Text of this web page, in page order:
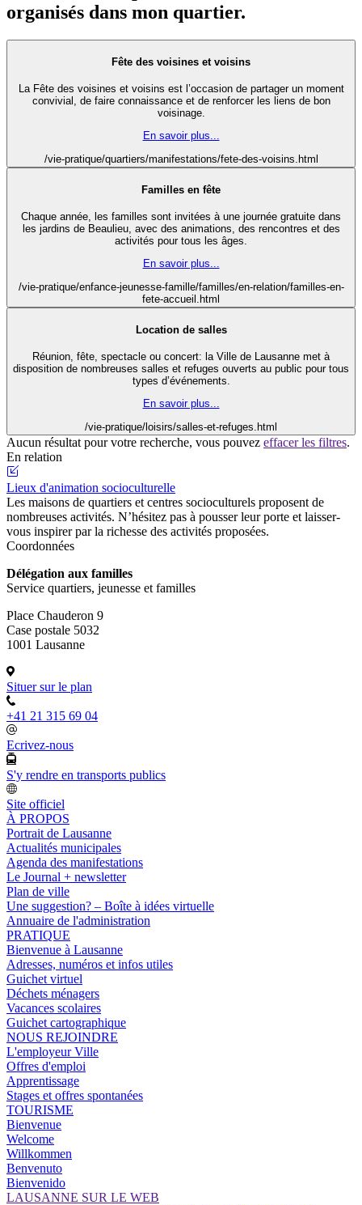
organisés dans mon quartier.
Fête des voisines et voisins
La Fête des voisines et voisins est l’occasion de partager un moment
convivial, de faire connaissance et de renforcer les liens de bon
voisinage.
En savoir plus...
/vie-pratique/quartiers/manifestations/fete-des-voisins.html
Familles en fête
Chaque année, les familles sont invitées à une journée gratuite dans
les jardins de Beaulieu, avec des animations, des rencontres et des
activités pour tous les âges.
En savoir plus...
/vie-pratique/enfance-jeunesse-famille/familles/en-relation/familles-en-
fete-accueil.html
Location de salles
Réunion, fête, spectacle ou concert: la Ville de Lausanne met à
disposition de nombreuses salles et refuges ouverts au public pour tous
types d’événements.
En savoir plus...
/vie-pratique/loisirs/salles-et-refuges.html
Aucun résultat pour votre recherche, vous pouvez effacer les filtres.
En relation
Lieux d'animation socioculturelle
Les maisons de quartiers et centres socioculturels proposent de
nombreuses activités. N’hésitez pas à pousser leur porte et laisser-
vous inspirer par la richesse des activités proposées.
Coordonnées
Délégation aux familles
Service quartiers, jeunesse et familles
Place Chauderon 9
Case postale 5032
1001 Lausanne
Situer sur le plan
+41 21 315 69 04
Ecrivez-nous
S'y rendre en transports publics
Site officiel
À PROPOS
Portrait de Lausanne
Actualités municipales
Agenda des manifestations
Le Journal + newsletter
Plan de ville
Une suggestion? – Boîte à idées virtuelle
Annuaire de l'administration
PRATIQUE
Bienvenue à Lausanne
Adresses, numéros et infos utiles
Guichet virtuel
Déchets ménagers
Vacances scolaires
Guichet cartographique
NOUS REJOINDRE
L'employeur Ville
Offres d'emploi
Apprentissage
Stages et offres spontanées
TOURISME
Bienvenue
Welcome
Willkommen
Benvenuto
Bienvenido
LAUSANNE SUR LE WEB